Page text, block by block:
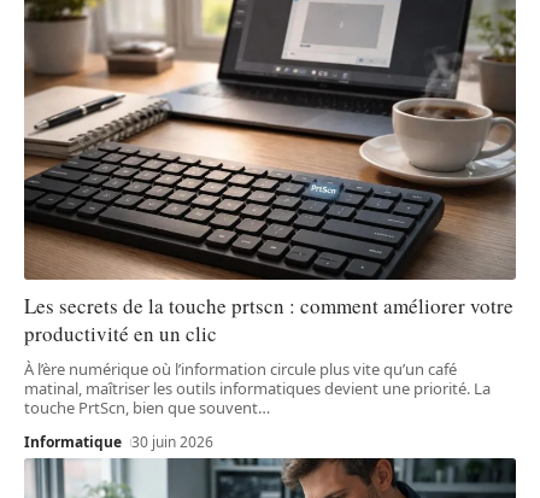
Les secrets de la touche prtscn : comment améliorer votre
productivité en un clic
À l’ère numérique où l’information circule plus vite qu’un café
matinal, maîtriser les outils informatiques devient une priorité. La
touche PrtScn, bien que souvent…
Informatique 30 juin 2026